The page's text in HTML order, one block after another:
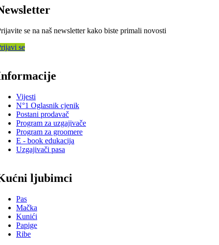
se na naš newsletter kako biste primali novosti
se
Vijesti
N°1 Oglasnik cjenik
Postani prodavač
Program za uzgajivače
Program za groomere
E - book edukacija
Uzgajivači pasa
ljubimci
Pas
Mačka
Kunići
Papige
Ribe